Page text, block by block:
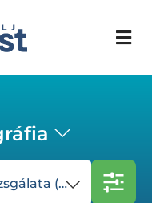
Végtagi vénák ultrahang vizsgálata (végtagonként)